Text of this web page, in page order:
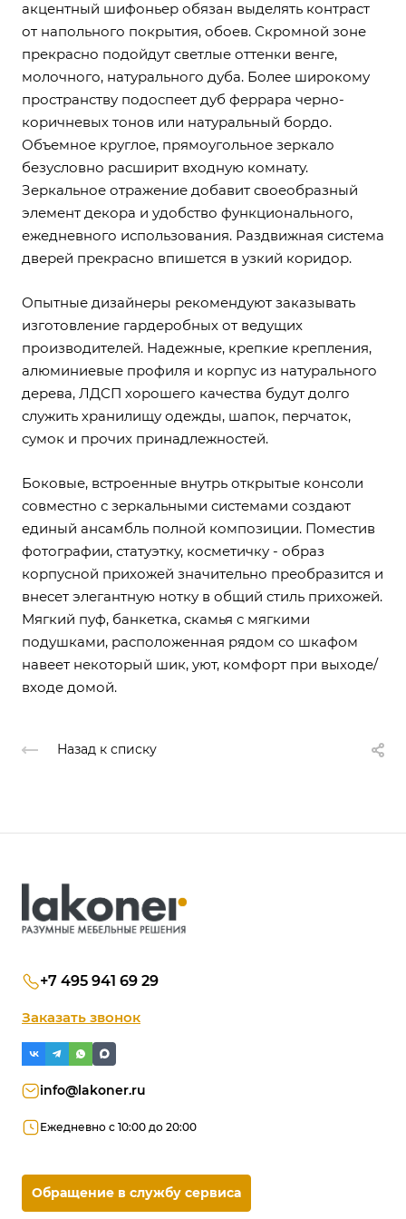
акцентный шифоньер обязан выделять контраст
от напольного покрытия, обоев. Скромной зоне
прекрасно подойдут светлые оттенки венге,
молочного, натурального дуба. Более широкому
пространству подоспеет дуб феррара черно-
коричневых тонов или натуральный бордо.
Объемное круглое, прямоугольное зеркало
безусловно расширит входную комнату.
Зеркальное отражение добавит своеобразный
элемент декора и удобство функционального,
ежедневного использования. Раздвижная система
дверей прекрасно впишется в узкий коридор.
Опытные дизайнеры рекомендуют заказывать
изготовление гардеробных от ведущих
производителей. Надежные, крепкие крепления,
алюминиевые профиля и корпус из натурального
дерева, ЛДСП хорошего качества будут долго
служить хранилищу одежды, шапок, перчаток,
сумок и прочих принадлежностей.
Боковые, встроенные внутрь открытые консоли
совместно с зеркальными системами создают
единый ансамбль полной композиции. Поместив
фотографии, статуэтку, косметичку - образ
корпусной прихожей значительно преобразится и
внесет элегантную нотку в общий стиль прихожей.
Мягкий пуф, банкетка, скамья с мягкими
подушками, расположенная рядом со шкафом
навеет некоторый шик, уют, комфорт при выходе/
входе домой.
Назад к списку
+7 495 941 69 29
Заказать звонок
info@lakoner.ru
Ежедневно с 10:00 до 20:00
Обращение в службу сервиса